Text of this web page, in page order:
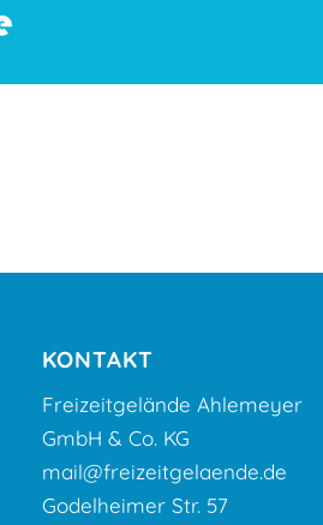
KONTAKT
Freizeitgelände Ahlemeyer
GmbH & Co. KG
mail@freizeitgelaende.de
Godelheimer Str. 57